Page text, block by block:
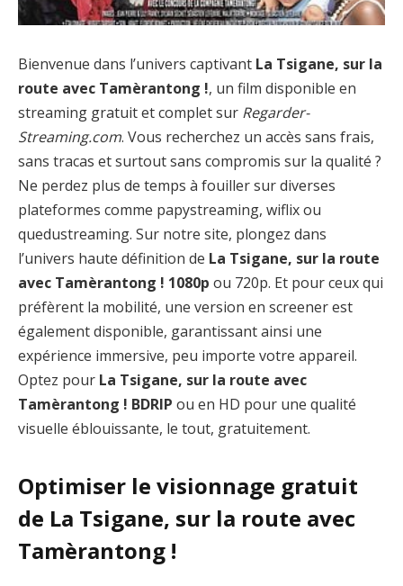
Bienvenue dans l’univers captivant La Tsigane, sur la
route avec Tamèrantong !, un film disponible en
streaming gratuit et complet sur Regarder-
Streaming.com. Vous recherchez un accès sans frais,
sans tracas et surtout sans compromis sur la qualité ?
Ne perdez plus de temps à fouiller sur diverses
plateformes comme papystreaming, wiflix ou
quedustreaming. Sur notre site, plongez dans
l’univers haute définition de La Tsigane, sur la route
avec Tamèrantong ! 1080p ou 720p. Et pour ceux qui
préfèrent la mobilité, une version en screener est
également disponible, garantissant ainsi une
expérience immersive, peu importe votre appareil.
Optez pour La Tsigane, sur la route avec
Tamèrantong ! BDRIP ou en HD pour une qualité
visuelle éblouissante, le tout, gratuitement.
Optimiser le visionnage gratuit
de La Tsigane, sur la route avec
Tamèrantong !